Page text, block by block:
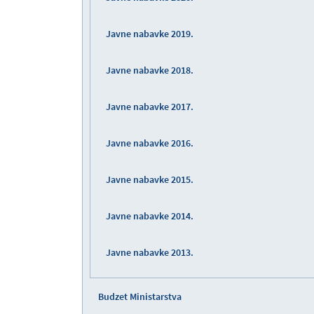
Javne nabavke 2019.
Javne nabavke 2018.
Javne nabavke 2017.
Javne nabavke 2016.
Javne nabavke 2015.
Javne nabavke 2014.
Javne nabavke 2013.
Budzet Ministarstva